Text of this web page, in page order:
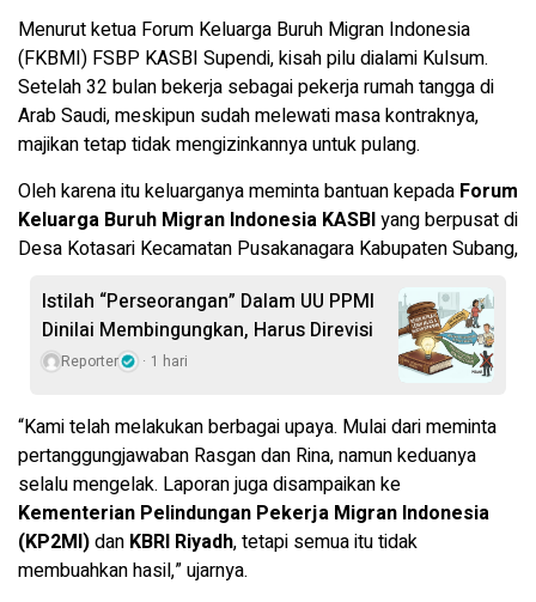
Menurut ketua Forum Keluarga Buruh Migran Indonesia
(FKBMI) FSBP KASBI Supendi, kisah pilu dialami Kulsum.
Setelah 32 bulan bekerja sebagai pekerja rumah tangga di
Arab Saudi, meskipun sudah melewati masa kontraknya,
majikan tetap tidak mengizinkannya untuk pulang.
Oleh karena itu keluarganya meminta bantuan kepada Forum
Keluarga Buruh Migran Indonesia KASBIyang berpusat di
Desa Kotasari Kecamatan Pusakanagara Kabupaten Subang,
Istilah “Perseorangan” Dalam UU PPMI
Dinilai Membingungkan, Harus Direvisi
Reporter 1 hari
“Kami telah melakukan berbagai upaya. Mulai dari meminta
pertanggungjawaban Rasgan dan Rina, namun keduanya
selalu mengelak. Laporan juga disampaikan ke
Kementerian Pelindungan Pekerja Migran Indonesia
(KP2MI)dan KBRI Riyadh, tetapi semua itu tidak
membuahkan hasil,” ujarnya.